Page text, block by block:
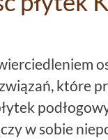
które
w sobie